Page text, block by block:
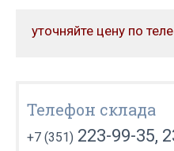
уточняйте цену по
Телефон склада
+7 (351) 223-99-35,